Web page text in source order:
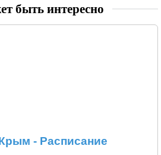
быть интересно
- Расписание